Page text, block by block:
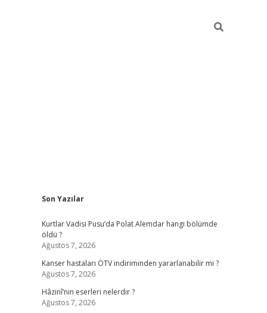
Sidebar
Son Yazılar
Kurtlar Vadisi Pusu’da Polat Alemdar hangi bölümde
öldü ?
Ağustos 7, 2026
Kanser hastaları ÖTV indiriminden yararlanabilir mi ?
Ağustos 7, 2026
Hâzinî’nin eserleri nelerdir ?
Ağustos 7, 2026
elexbet yeni giriş